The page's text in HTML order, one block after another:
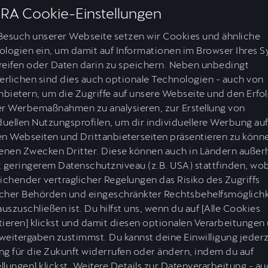
SERRA: "Die
TESTLABOR FÜR
Cookie-Einstellungen
unserer Webseite setzen wir Cookies und ähnliche
ein, um damit auf Informationen im Browser Ihres
oder Daten darin zu speichern. Neben unbedingt
sind dies auch optionale Technologien - auch von
um die Zugriffe auf unsere Webseite und den
Werbemaßnahmen zu analysieren, zur Erstellung von
Nutzungsprofilen, um dir individuellere Werbung auf
Webseiten und Drittanbieterseiten präsentieren zu
Zwecken Dritter. Diese können auch in Ländern
geringerem Datenschutzniveau (z.B. USA) stattfinden,
vertraglicher Regelungen das Risiko des Zugriffs
Behörden und eingeschränkter
ist. Du hilfst uns, wenn du auf [Alle Cookies
klickst und damit diesen optionalen Verarbeitungen
zustimmst. Du kannst deine Einwilligung
für die Zukunft widerrufen oder ändern, indem du auf